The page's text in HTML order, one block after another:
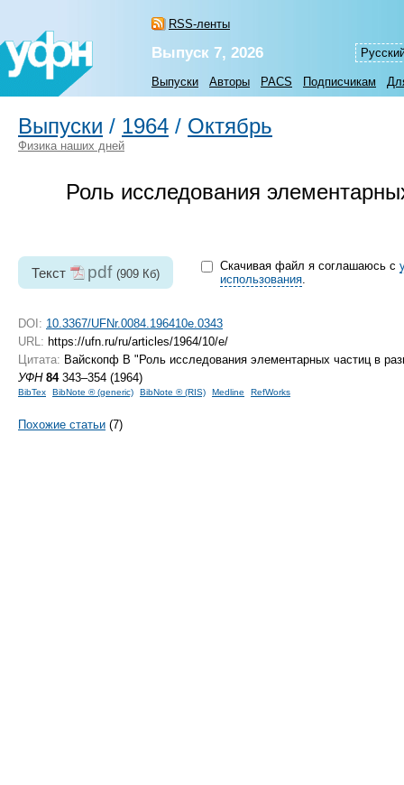
RSS-ленты
Выпуск 7, 2026
Выпуски Авторы PACS Подписчикам
Выпуски / 1964 / Октябрь
Физика наших дней
Роль исследования
Текст pdf (909 Кб)
Скачивая файл я соглашаюсь с
использования.
DOI: 10.3367/UFNr.0084.196410e.0343
URL: https://ufn.ru/ru/articles/1964/10/e/
Цитата: Вайскопф В "Роль исследования элементарных частиц в
УФН 84343–354 (1964)
BibTex BibNote ® (generic) BibNote ® (RIS) Medline RefWorks
Похожие статьи (7)